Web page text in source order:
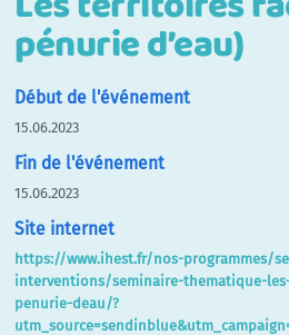
pénurie d’eau)
Début de l'événement
15.06.2023
Fin de l'événement
15.06.2023
Site internet
https://www.ihest.fr/nos-programmes/
interventions/seminaire-thematique-
penurie-deau/?